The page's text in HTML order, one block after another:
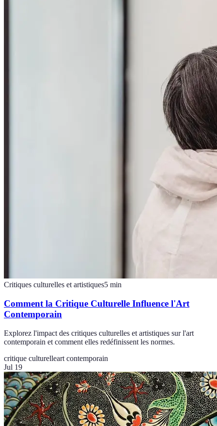
Critiques culturelles et artistiques5 min
Comment la Critique Culturelle Influence l'Art
Contemporain
Explorez l'impact des critiques culturelles et artistiques sur l'art
contemporain et comment elles redéfinissent les normes.
critique culturelleart contemporain
Jul 19